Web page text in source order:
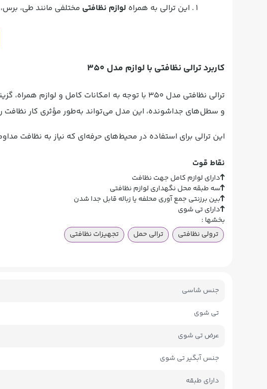
این ترالی به همراه لوازم نظافتی مختلفی مانند طی،
کاربرد ترالی نظافتی با لوازم مدل 350
ترالی نظافتی مدل 350 با توجه به امکانات کامل و لوازم همراه، گزینه‌ای ایده‌آل برای
و سطل‌های جداشونده، این مدل می‌تواند به‌طور مؤثری کار نظافت
این ترالی برای استفاده در محیط‌های حرفه‌ای که نیاز به نظافت
نقاط قوت
دارای لوازم کامل جهت نظافت
سه طبقه محل نگهداری لوازم نظافتی
بین برزنتی جمع آوری محلفه یا زباله قابل جدا شدن
دارای تی شوی
بخشها :
ترولی نظافتی
ترالی حمل تجهیزات نظافتی
جنس شاسی
تی شوی
عرض تی شوی
جنس آبگیر تی شوی
دارای طبقه